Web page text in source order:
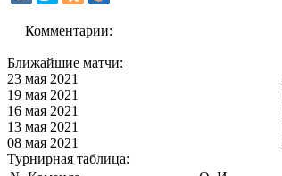
Комментарии:
Ближайшие матчи:
23 мая 2021
19 мая 2021
16 мая 2021
13 мая 2021
08 мая 2021
Турнирная таблица: